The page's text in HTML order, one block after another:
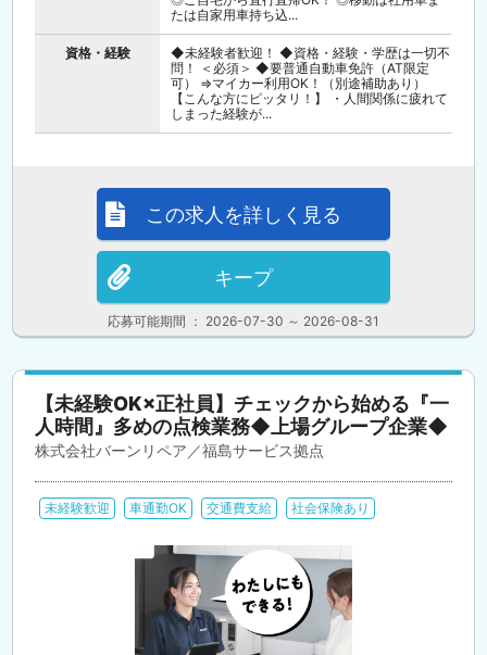
たは自家用車持ち込...
資格・経験
◆未経験者歓迎！ ◆資格・経験・学歴は一切不
問！ ＜必須＞ ◆要普通自動車免許（AT限定
可） ⇒マイカー利用OK！（別途補助あり）
【こんな方にピッタリ！】 ・人間関係に疲れて
しまった経験が...
応募可能期間 ： 2026-07-30 ～ 2026-08-31
この求人を詳しく見る
キープ
【未経験OK×正社員】チェックから始める『一
人時間』多めの点検業務◆上場グループ企業◆
株式会社バーンリペア／福島サービス拠点
未経験歓迎 車通勤OK 交通費支給 社会保険あり